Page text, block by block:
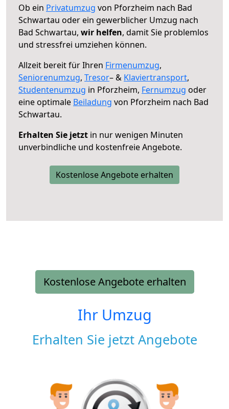
Ob ein Privatumzug von Pforzheim nach Bad
Schwartau oder ein gewerblicher Umzug nach
Bad Schwartau, wir helfen, damit Sie problemlos
und stressfrei umziehen können.
Allzeit bereit für Ihren Firmenumzug,
Seniorenumzug, Tresor– & Klaviertransport,
Studentenumzug in Pforzheim, Fernumzug oder
eine optimale Beiladung von Pforzheim nach Bad
Schwartau.
Erhalten Sie jetzt in nur wenigen Minuten
unverbindliche und kostenfreie Angebote.
Kostenlose Angebote erhalten
Kostenlose Angebote erhalten
Ihr Umzug
Erhalten Sie jetzt Angebote